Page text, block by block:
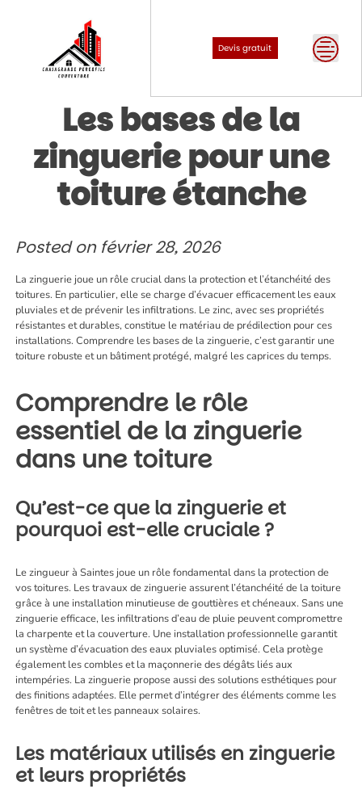
Devis gratuit
Les bases de la
zinguerie pour une
toiture étanche
Posted on février 28, 2026
La zinguerie joue un rôle crucial dans la protection et l’étanchéité des
toitures. En particulier, elle se charge d’évacuer efficacement les eaux
pluviales et de prévenir les infiltrations. Le zinc, avec ses propriétés
résistantes et durables, constitue le matériau de prédilection pour ces
installations. Comprendre les bases de la zinguerie, c’est garantir une
toiture robuste et un bâtiment protégé, malgré les caprices du temps.
Comprendre le rôle
essentiel de la zinguerie
dans une toiture
Qu’est-ce que la zinguerie et
pourquoi est-elle cruciale ?
Lezingueur à Saintes joue un rôle fondamental dans la protection de
vos toitures. Les travaux de zinguerie assurent l’étanchéité de la toiture
grâce à une installation minutieuse de gouttières et chéneaux. Sans une
zinguerie efficace, les infiltrations d’eau de pluie peuvent compromettre
la charpente et la couverture. Une installation professionnelle garantit
un système d’évacuation des eaux pluviales optimisé. Cela protège
également les combles et la maçonnerie des dégâts liés aux
intempéries. La zinguerie propose aussi des solutions esthétiques pour
des finitions adaptées. Elle permet d’intégrer des éléments comme les
fenêtres de toit et les panneaux solaires.
Les matériaux utilisés en zinguerie
et leurs propriétés